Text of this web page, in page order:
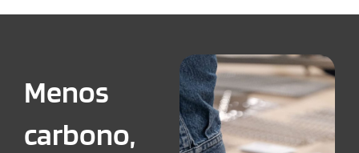
Menos
carbono,